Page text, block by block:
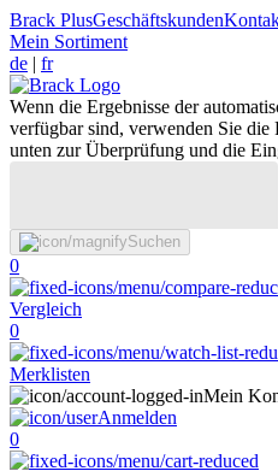
Brack PlusGeschäftskunden
Mein Sortiment
de | fr
Wenn die Ergebnisse der
verfügbar sind, verwenden Sie die
unten zur Überprüfung und die
Suchen
0
Vergleich
0
Merklisten
Mein
Anmelden
0